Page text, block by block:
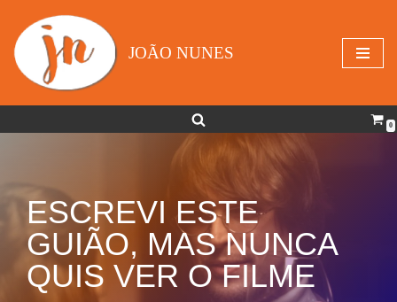
Avançar
para
JOÃO NUNES
0
ESCREVI ESTE
GUIÃO, MAS NUNCA
QUIS VER O FILME